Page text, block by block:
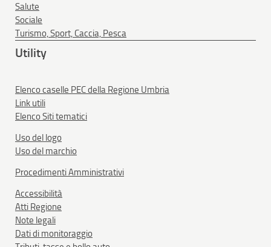
Salute
Sociale
Turismo, Sport, Caccia, Pesca
Utility
Elenco caselle PEC della Regione Umbria
Link utili
Elenco Siti tematici
Uso del logo
Uso del marchio
Procedimenti Amministrativi
Accessibilità
Atti Regione
Note legali
Dati di monitoraggio